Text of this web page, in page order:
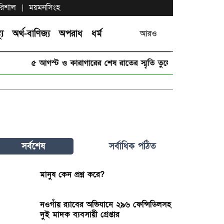
ময়মনসিংহ
অর্থ-বাণিজ্য অপরাধ ধর্ম আরও
৫ আগস্ট ও কারাগারের শেষ রাতের স্মৃতি তুলে ধরলেন ছাত্রদল
সর্বশেষ সর্বাধিক পঠিত
মানুষ কেন প্রশ্ন করে?
নওগাঁয় র‌্যাবের অভিযানে ২৯৬ ফেন্সিডিলসহ
দুই মাদক ব্যবসায়ী গ্রেপ্তার